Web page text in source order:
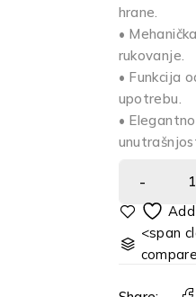
hrane.
•
rukovanje.
• Funkcija
upotrebu.
•
<span